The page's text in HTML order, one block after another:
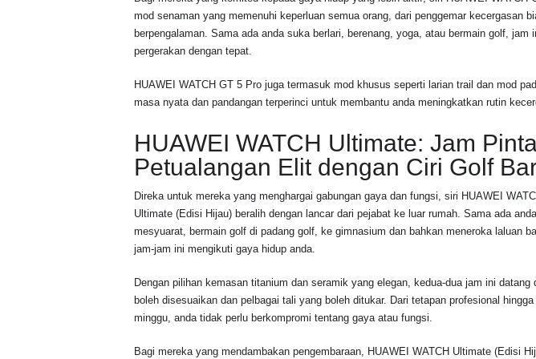
mod senaman yang memenuhi keperluan semua orang, dari penggemar kecergasan
berpengalaman. Sama ada anda suka berlari, berenang, yoga, atau bermain golf, jam
pergerakan dengan tepat.
HUAWEI WATCH GT 5 Pro juga termasuk mod khusus seperti larian trail dan mod
masa nyata dan pandangan terperinci untuk membantu anda meningkatkan rutin
HUAWEI WATCH Ultimate: Jam
Petualangan Elit dengan Ciri Golf
Direka untuk mereka yang menghargai gabungan gaya dan fungsi, siri HUAWEI
Ultimate (Edisi Hijau) beralih dengan lancar dari pejabat ke luar rumah. Sama ada
mesyuarat, bermain golf di padang golf, ke gimnasium dan bahkan meneroka laluan
jam-jam ini mengikuti gaya hidup anda.
Dengan pilihan kemasan titanium dan seramik yang elegan, kedua-dua jam ini datang
boleh disesuaikan dan pelbagai tali yang boleh ditukar. Dari tetapan profesional
minggu, anda tidak perlu berkompromi tentang gaya atau fungsi.
Bagi mereka yang mendambakan pengembaraan, HUAWEI WATCH Ultimate (Edisi